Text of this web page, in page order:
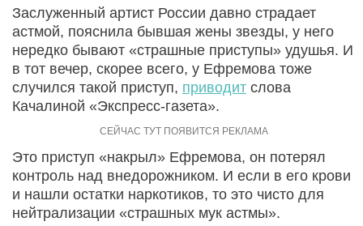
Заслуженный артист России давно страдает
астмой, пояснила бывшая жены звезды, у него
нередко бывают «страшные приступы» удушья. И
в тот вечер, скорее всего, у Ефремова тоже
случился такой приступ, приводит слова
Качалиной «Экспресс-газета».
Это приступ «накрыл» Ефремова, он потерял
контроль над внедорожником. И если в его крови
и нашли остатки наркотиков, то это чисто для
нейтрализации «страшных мук астмы».